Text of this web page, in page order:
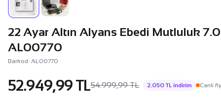
22 Ayar Altın Alyans Ebedi Mutluluk
AL00770
Barkod: AL00770
52.949,99 TL54.999,99 TL 2.050 TL indirim Canli